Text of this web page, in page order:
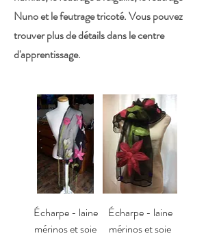
Nuno et le feutrage tricoté. Vous pouvez
trouver plus de détails dans le centre
d'apprentissage.
Écharpe - laine
mérinos et soie
Écharpe - laine
mérinos et soie